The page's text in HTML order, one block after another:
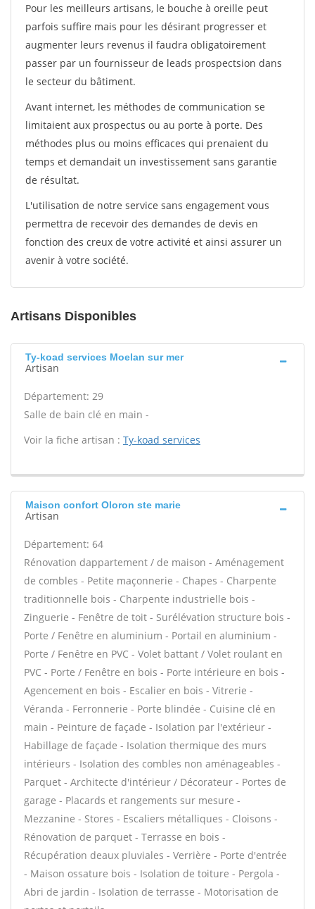
Pour les meilleurs artisans, le bouche à oreille peut
parfois suffire mais pour les désirant progresser et
augmenter leurs revenus il faudra obligatoirement
passer par un fournisseur de leads prospectsion dans
le secteur du bâtiment.
Avant internet, les méthodes de communication se
limitaient aux prospectus ou au porte à porte. Des
méthodes plus ou moins efficaces qui prenaient du
temps et demandait un investissement sans garantie
de résultat.
L'utilisation de notre service sans engagement vous
permettra de recevoir des demandes de devis en
fonction des creux de votre activité et ainsi assurer un
avenir à votre société.
Artisans Disponibles
Ty-koad services Moelan sur mer
Artisan
Département: 29
Salle de bain clé en main -
Voir la fiche artisan : Ty-koad services
Maison confort Oloron ste marie
Artisan
Département: 64
Rénovation dappartement / de maison - Aménagement
de combles - Petite maçonnerie - Chapes - Charpente
traditionnelle bois - Charpente industrielle bois -
Zinguerie - Fenêtre de toit - Surélévation structure bois -
Porte / Fenêtre en aluminium - Portail en aluminium -
Porte / Fenêtre en PVC - Volet battant / Volet roulant en
PVC - Porte / Fenêtre en bois - Porte intérieure en bois -
Agencement en bois - Escalier en bois - Vitrerie -
Véranda - Ferronnerie - Porte blindée - Cuisine clé en
main - Peinture de façade - Isolation par l'extérieur -
Habillage de façade - Isolation thermique des murs
intérieurs - Isolation des combles non aménageables -
Parquet - Architecte d'intérieur / Décorateur - Portes de
garage - Placards et rangements sur mesure -
Mezzanine - Stores - Escaliers métalliques - Cloisons -
Rénovation de parquet - Terrasse en bois -
Récupération deaux pluviales - Verrière - Porte d'entrée
- Maison ossature bois - Isolation de toiture - Pergola -
Abri de jardin - Isolation de terrasse - Motorisation de